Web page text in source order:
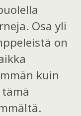
Osa yli
on
kuin